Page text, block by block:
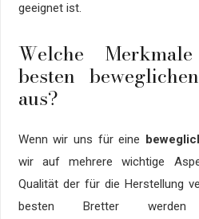
geeignet ist.
Welche
besten
aus?
Wenn wir uns für eine
wir auf mehrere wichtige
Qualität der für die Herstellung
besten Bretter werden